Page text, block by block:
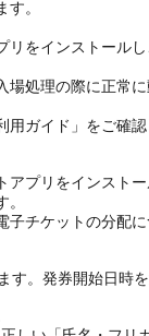
。
をインストール
処理の際に正常
ガイド」をご確認
プリをインストー
チケットの分配に
。発券開始日時